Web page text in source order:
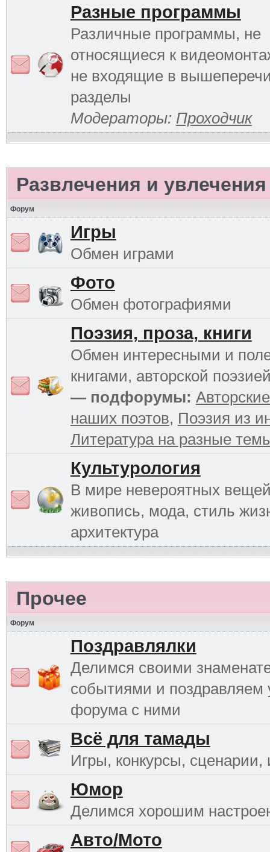
Разные программы
Различные программы, не
относящиеся к
не входящие в
разделы
Модераторы: Проходчик
Развлечения и увлечения
Форум
Игры
Обмен играми
Фото
Обмен фотографиями
Поэзия, проза, книги
Обмен интересными и
книгами, авторской
— подфорумы:
наших поэтов, Поэзия из
Литература на разные
Культурология
В мире невероятных
живопись, мода, стиль
архитектура
Прочее
Форум
Поздравлялки
Делимся своими
событиями и поздравляем
форума с ними
Всё для тамады
Игры, конкурсы, сценарии,
Юмор
Делимся хорошим
Авто/Мото